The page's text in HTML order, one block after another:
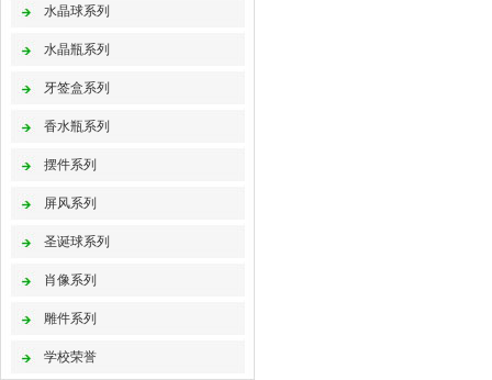
水晶球系列
水晶瓶系列
牙签盒系列
香水瓶系列
摆件系列
屏风系列
圣诞球系列
肖像系列
雕件系列
学校荣誉